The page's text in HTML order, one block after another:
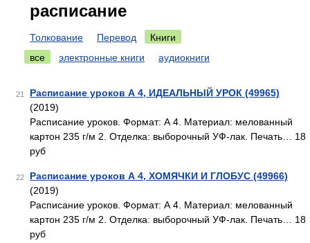
расписание
Толкование Перевод
Книги
все
электронные книги аудиокниги
21
Расписание уроков А 4, ИДЕАЛЬНЫЙ УРОК (49965)
(2019)
Расписание уроков. Формат: А 4. Материал: мелованный
картон 235 г/м 2. Отделка: выборочный УФ-лак. Печать… 18
руб
22
Расписание уроков А 4, ХОМЯЧКИ И ГЛОБУС (49966)
(2019)
Расписание уроков. Формат: А 4. Материал: мелованный
картон 235 г/м 2. Отделка: выборочный УФ-лак. Печать… 18
руб